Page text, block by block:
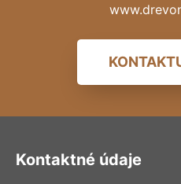
Kontaktné údaje